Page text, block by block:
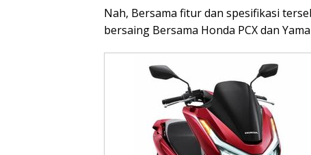
Nah, Bersama fitur dan spesifikasi
bersaing Bersama Honda PCX dan